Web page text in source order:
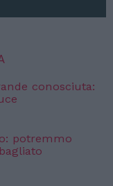
conosciuta:
potremmo